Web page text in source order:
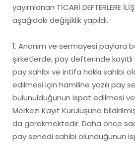
yayımlanan TİCARİ DEFTERLERE
aşağıdaki değişiklik yapıldı.
1. Anonim ve sermayesi paylara
şirketlerde, pay defterinde
pay sahibi ve intifa hakkı sahibi
edilmesi için hamiline yazılı pay
bulunulduğunun ispat edilmesi
Merkezi Kayıt Kuruluşuna
da gerekmektedir. Daha önce
pay senedi sahibi olunduğunun